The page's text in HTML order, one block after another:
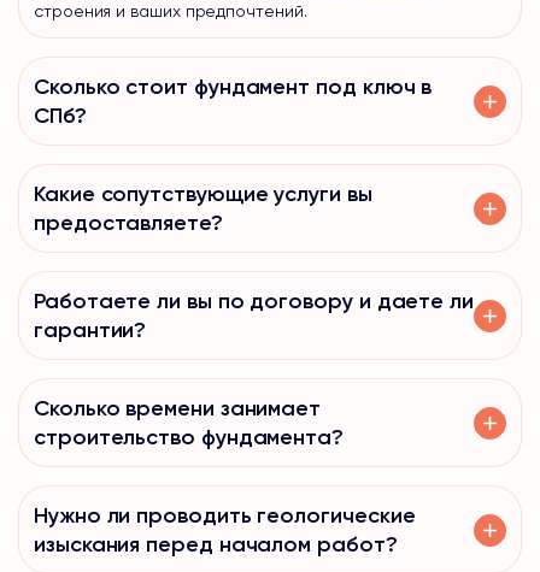
строения и ваших предпочтений.
Сколько стоит фундамент под ключ в
СПб?
Какие сопутствующие услуги вы
предоставляете?
Работаете ли вы по договору и даете ли
гарантии?
Сколько времени занимает
строительство фундамента?
Нужно ли проводить геологические
изыскания перед началом работ?